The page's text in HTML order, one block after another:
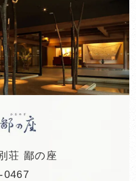
荘 鄙の座
0467